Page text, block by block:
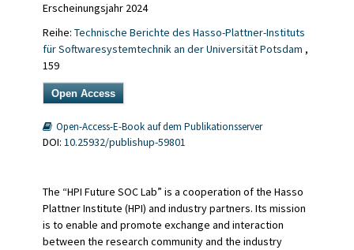
Erscheinungsjahr 2024
Reihe: Technische Berichte des Hasso-Plattner-Instituts
für Softwaresystemtechnik an der Universität Potsdam ,
159
Open Access
Open-Access-E-Book auf dem Publikationsserver
DOI: 10.25932/publishup-59801
The “HPI Future SOC Lab” is a cooperation of the Hasso
Plattner Institute (HPI) and industry partners. Its mission
is to enable and promote exchange and interaction
between the research community and the industry